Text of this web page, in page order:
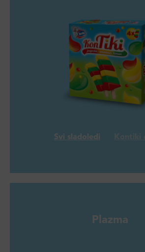
Svi sladoledi
Plazma